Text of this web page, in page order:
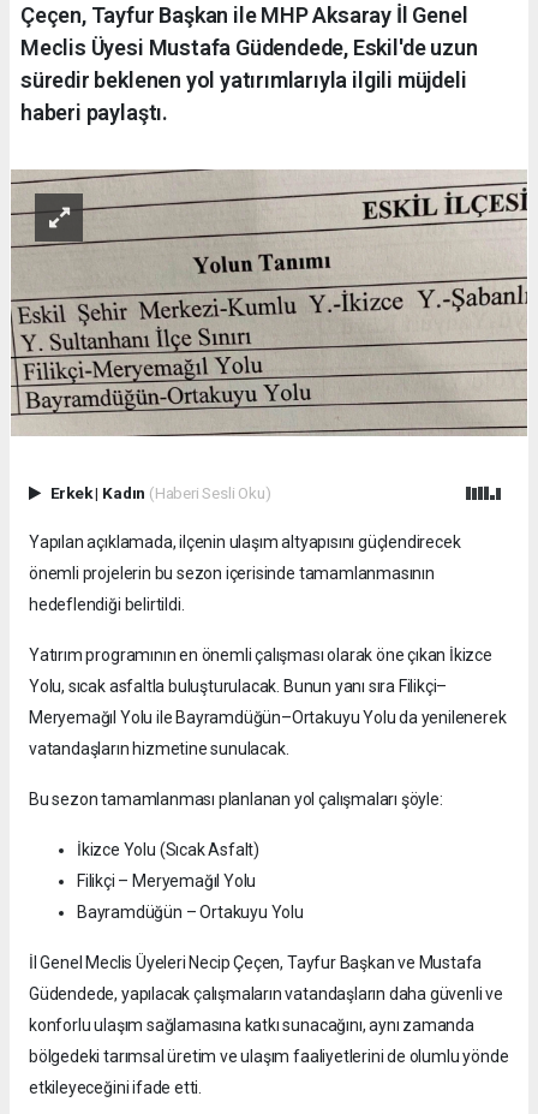
Çeçen, Tayfur Başkan ile MHP Aksaray İl Genel
Meclis Üyesi Mustafa Güdendede, Eskil'de uzun
süredir beklenen yol yatırımlarıyla ilgili müjdeli
haberi paylaştı.
Erkek| Kadın (Haberi Sesli Oku)
Yapılan açıklamada, ilçenin ulaşım altyapısını güçlendirecek
önemli projelerin bu sezon içerisinde tamamlanmasının
hedeflendiği belirtildi.
Yatırım programının en önemli çalışması olarak öne çıkan İkizce
Yolu, sıcak asfaltla buluşturulacak. Bunun yanı sıra Filikçi–
Meryemağıl Yolu ile Bayramdüğün–Ortakuyu Yolu da yenilenerek
vatandaşların hizmetine sunulacak.
Bu sezon tamamlanması planlanan yol çalışmaları şöyle:
İkizce Yolu (Sıcak Asfalt)
Filikçi – Meryemağıl Yolu
Bayramdüğün – Ortakuyu Yolu
İl Genel Meclis Üyeleri Necip Çeçen, Tayfur Başkan ve Mustafa
Güdendede, yapılacak çalışmaların vatandaşların daha güvenli ve
konforlu ulaşım sağlamasına katkı sunacağını, aynı zamanda
bölgedeki tarımsal üretim ve ulaşım faaliyetlerini de olumlu yönde
etkileyeceğini ifade etti.